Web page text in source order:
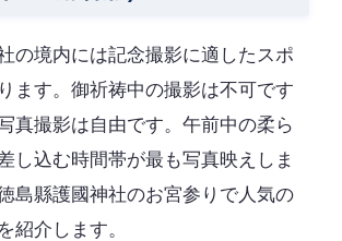
の境内には記念撮影に適したスポ
ます。御祈祷中の撮影は不可です
真撮影は自由です。午前中の柔ら
し込む時間帯が最も写真映えしま
島縣護國神社のお宮参りで人気の
紹介します。